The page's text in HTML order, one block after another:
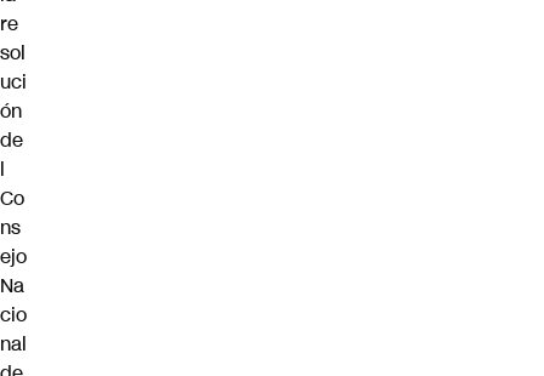
re
sol
uci
ón
de
l
Co
ns
ejo
Na
cio
nal